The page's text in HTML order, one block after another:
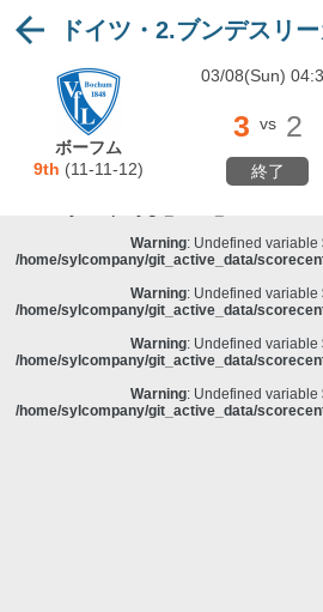
Warning: Undefined variable
/home/sylcompany/git_active_data/
Deprecated: stristr(): Passing null to
deprecated in/home/sylcompany/
: Undefined
/home/sylcompany/git_active_data/
Warning: Undefined variable
/home/sylcompany/git_active_data/
Warning: Undefined variable
/home/sylcompany/git_active_data/
Warning: Undefined variable
/home/sylcompany/git_active_data/
Warning: Undefined variable
/home/sylcompany/git_active_data/
ドイツ・2.ブンデスリ
ボーフム
9th (11-11-12)
03/08(Sun)
3 vs 2
終了